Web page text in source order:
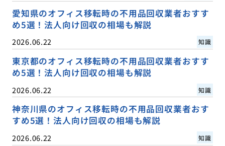
愛知県のオフィス移転時の不用品回収業者おすす
め5選！法人向け回収の相場も解説
2026.06.22 知識
東京都のオフィス移転時の不用品回収業者おすす
め5選！法人向け回収の相場も解説
2026.06.22 知識
神奈川県のオフィス移転時の不用品回収業者おす
すめ5選！法人向け回収の相場も解説
2026.06.22 知識